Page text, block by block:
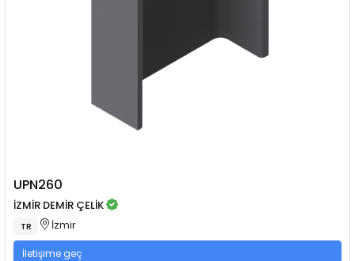
UPN260
İZMİR DEMİR ÇELİK
TR İzmir
İletişime geç